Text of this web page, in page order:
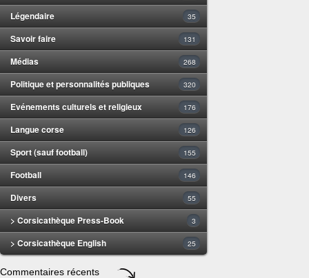
Légendaire 35
Savoir faire 131
Médias 268
Politique et personnalités publiques 320
Evénements culturels et religieux 176
Langue corse 126
Sport (sauf football) 155
Football 146
Divers 55
> Corsicathèque Press-Book 3
> Corsicathèque English 25
Commentaires récents